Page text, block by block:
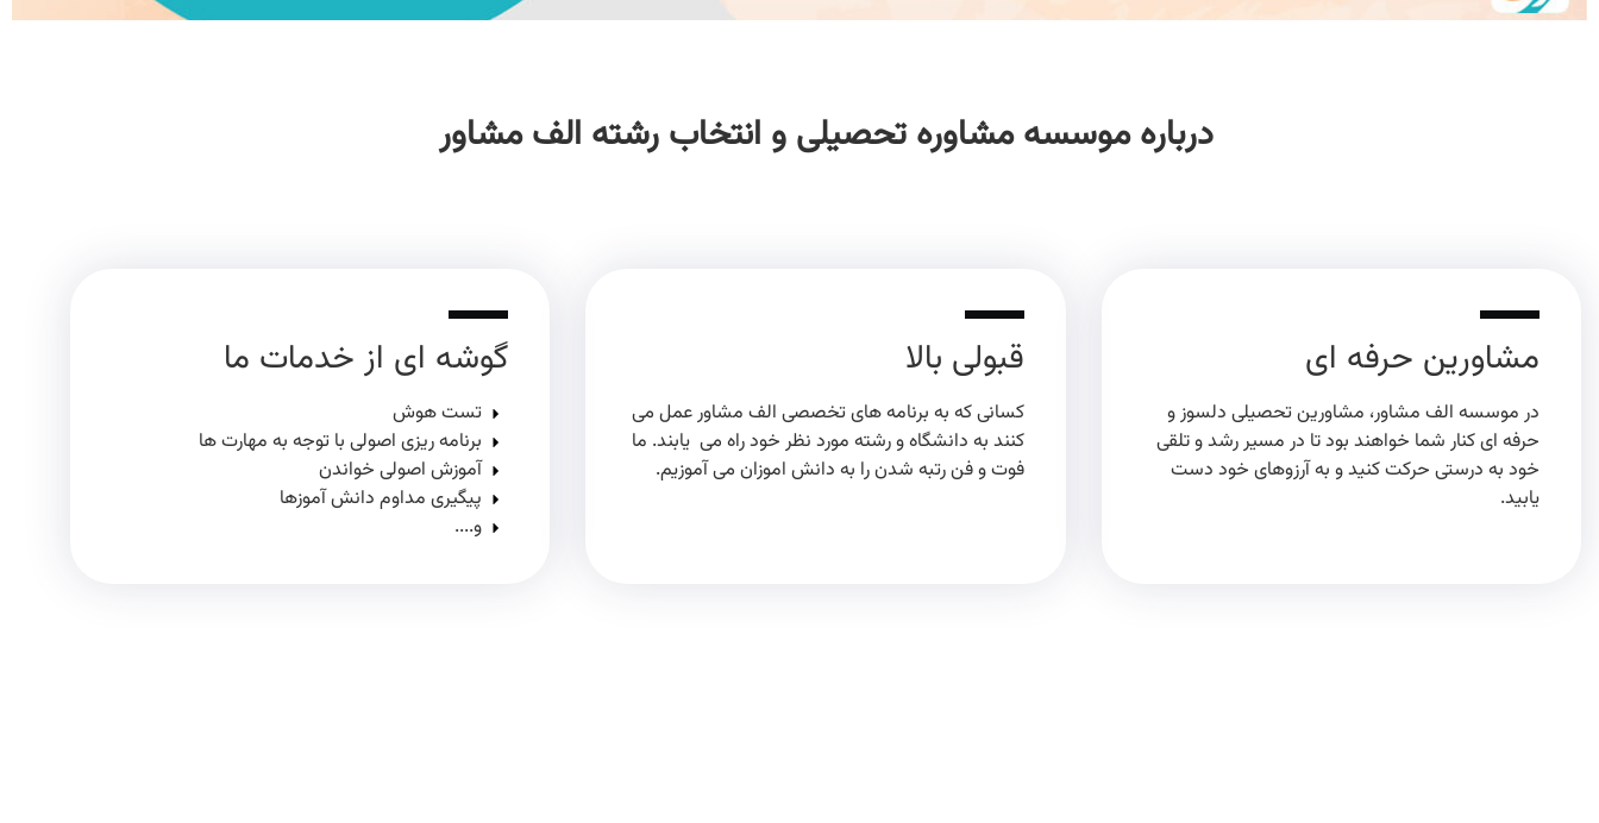
درباره موسسه مشاوره تحصیلی و انتخاب رشته الف مشاور
مشاورین حرفه ای
در موسسه الف مشاور، مشاورین تحصیلی دلسوز و
حرفه ای کنار شما خواهند بود تا در مسیر رشد و تلقی
خود به درستی حرکت کنید و به آرزوهای خود دست
یابید.
قبولی بالا
کسانی که به برنامه های تخصصی الف مشاور عمل می
کنند به دانشگاه و رشته مورد نظر خود راه می یابند. ما
فوت و فن رتبه شدن را به دانش اموزان می آموزیم.
گوشه ای از خدمات ما
تست هوش
برنامه ریزی اصولی با توجه به مهارت ها
آموزش اصولی خواندن
پیگیری مداوم دانش آموزها
و....